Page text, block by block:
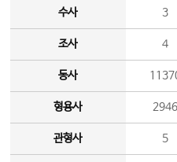
수사 3
조사 4
동사
형용사 2946
관형사 5